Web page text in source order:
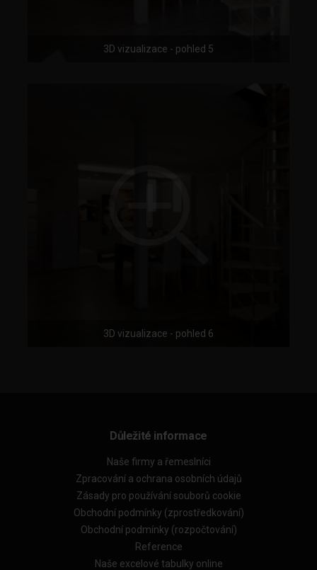
3D vizualizace - pohled 5
3D vizualizace - pohled 6
Důležité informace
Naše firmy a řemeslníci
Zpracování a ochrana osobních údajů
Zásady pro používání souborů cookie
Obchodní podmínky (zprostředkování)
Obchodní podmínky (rozpočtování)
Reference
Naše excelové tabulky online